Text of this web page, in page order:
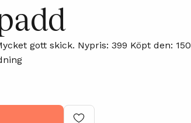
gott skick. Nypris: 399 Köpt den: 150